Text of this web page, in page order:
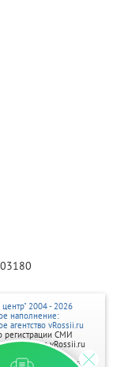
центр" 2004 - 2026
наполнение:
агентство vRossii.ru
регистрации СМИ
агентства vRossii.ru
04 марта